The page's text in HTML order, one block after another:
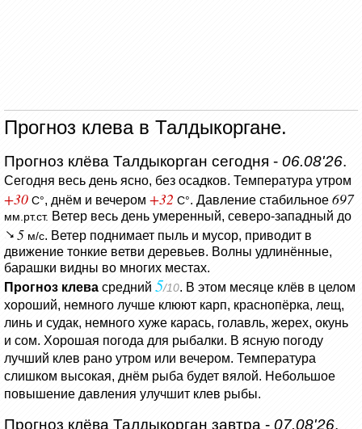
Прогноз клева в Талдыкоргане.
Прогноз клёва Талдыкорган сегодня - 06.08'26.
Сегодня весь день ясно, без осадков. Температура утром
+30 C°, днём и вечером +32 C°. Давление стабильное 697
мм.рт.ст. Ветер весь день умеренный, северо-западный до
5 м/с. Ветер поднимает пыль и мусор, приводит в
движение тонкие ветви деревьев. Волны удлинённые,
барашки видны во многих местах.
Прогноз клева средний 5/10. В этом месяце клёв в целом
хороший, немного лучше клюют карп, краснопёрка, лещ,
линь и судак, немного хуже карась, голавль, жерех, окунь
и сом. Хорошая погода для рыбалки. В ясную погоду
лучший клев рано утром или вечером. Температура
слишком высокая, днём рыба будет вялой. Небольшое
повышение давления улучшит клев рыбы.
Прогноз клёва Талдыкорган завтра - 07.08'26.